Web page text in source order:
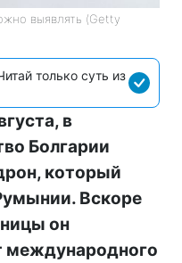
выявлять (Getty
только суть из
в
Болгарии
который
Вскоре
он
международного